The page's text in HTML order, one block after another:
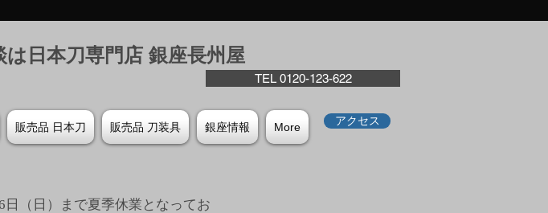
日本刀専門店 銀座⻑州屋
TEL 0120-123-622
販売品 日本刀 販売品 刀装具 銀座情報 More アクセス
日（日）まで夏季休業となってお